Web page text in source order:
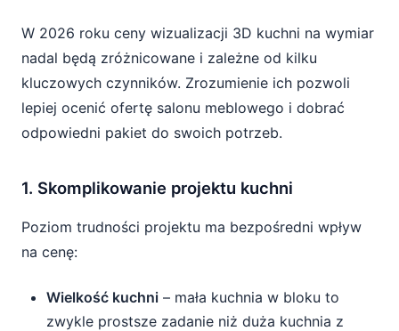
W 2026 roku ceny wizualizacji 3D kuchni na wymiar
nadal będą zróżnicowane i zależne od kilku
kluczowych czynników. Zrozumienie ich pozwoli
lepiej ocenić ofertę salonu meblowego i dobrać
odpowiedni pakiet do swoich potrzeb.
1. Skomplikowanie projektu kuchni
Poziom trudności projektu ma bezpośredni wpływ
na cenę:
Wielkość kuchni – mała kuchnia w bloku to
zwykle prostsze zadanie niż duża kuchnia z